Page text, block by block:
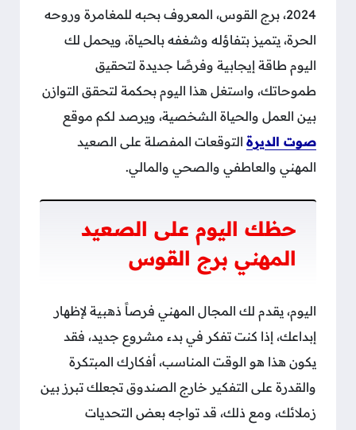
2024، برج القوس، المعروف بحبه للمغامرة وروحه
الحرة، يتميز بتفاؤله وشغفه بالحياة، ويحمل لك
اليوم طاقة إيجابية وفرصًا جديدة لتحقيق
طموحاتك، واستغل هذا اليوم بحكمة لتحقق التوازن
بين العمل والحياة الشخصية، ويرصد لكم موقع
صوت الديرة التوقعات المفصلة على الصعيد
المهني والعاطفي والصحي والمالي.
حظك اليوم على الصعيد
المهني برج القوس
اليوم، يقدم لك المجال المهني فرصاً ذهبية لإظهار
إبداعك، إذا كنت تفكر في بدء مشروع جديد، فقد
يكون هذا هو الوقت المناسب، أفكارك المبتكرة
والقدرة على التفكير خارج الصندوق تجعلك تبرز بين
زملائك، ومع ذلك، قد تواجه بعض التحديات